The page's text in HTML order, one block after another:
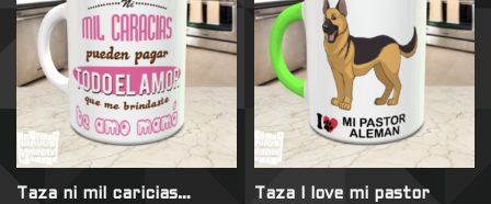
Taza ni mil caricias…
Taza I love mi pastor